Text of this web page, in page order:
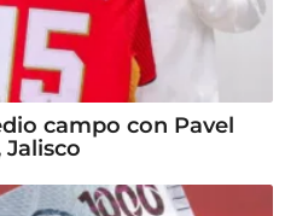
campo con Pavel
Jalisco